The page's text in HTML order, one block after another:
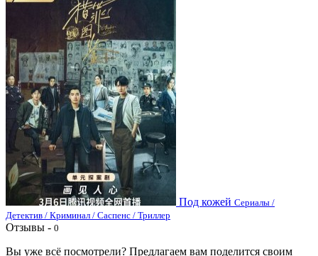
Под кожей Сериалы /
Детектив / Криминал / Саспенс / Триллер
Отзывы - 0
Вы уже всё посмотрели? Предлагаем вам поделится своим